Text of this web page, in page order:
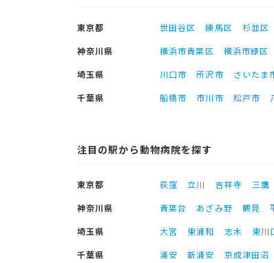
東京都 世田谷区 練馬区 杉並区
神奈川県
横浜市青葉区 横浜市緑区
埼玉県
川口市 所沢市 さいたま
千葉県
船橋市 市川市 松戸市
注目の駅から動物病院を探す
東京都 荻窪 立川 吉祥寺 三鷹
神奈川県
青葉台 あざみ野 鶴見
埼玉県
大宮 東浦和 志木 東川
千葉県
浦安 新浦安 京成津田沼